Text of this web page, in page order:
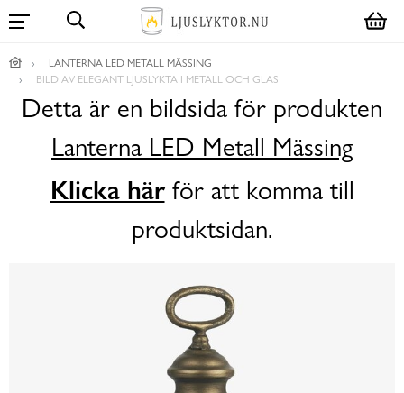
LANTERNA LED METALL MÄSSING
BILD AV ELEGANT LJUSLYKTA I METALL OCH GLAS
Detta är en bildsida för produkten
Lanterna LED Metall Mässing
Klicka härför att komma till
produktsidan.